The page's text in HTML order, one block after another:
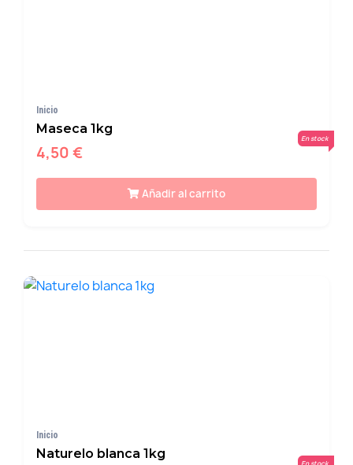
Inicio
Maseca 1kg
4,50 €
En stock
Añadir al carrito
Inicio
Naturelo blanca 1kg
En stock